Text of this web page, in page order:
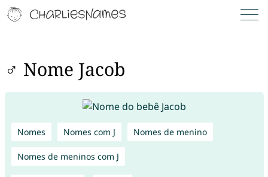
♂ Nome Jacob
Nomes Nomes com J Nomes de menino
Nomes de meninos com J